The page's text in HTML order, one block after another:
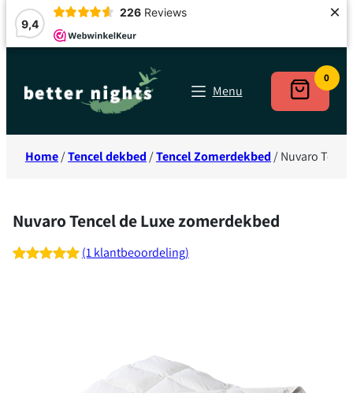
9,4
226 Reviews ×
Menu
0
Home/Tencel dekbed /Tencel Zomerdekbed / Nuvaro
Nuvaro Tencel de Luxe zomerdekbed
(1 klantbeoordeling)